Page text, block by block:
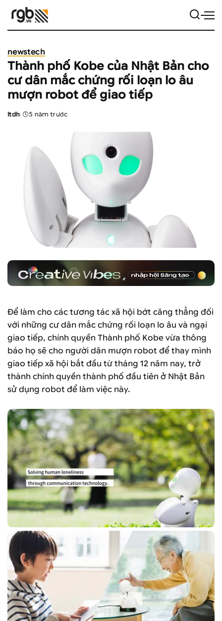
newstech
Thành phố Kobe của Nhật Bản cho
cư dân mắc chứng rối loạn lo âu
mượn robot để giao tiếp
Posted
ltdh 5 năm trước
Để làm cho các tương tác xã hội bớt căng thẳng đối
với những cư dân mắc chứng rối loạn lo âu và ngại
giao tiếp, chính quyền Thành phố Kobe vừa thông
báo họ sẽ cho người dân mượn robot để thay mình
giao tiếp xã hội bắt đầu từ tháng 12 năm nay, trở
thành chính quyền thành phố đầu tiên ở Nhật Bản
sử dụng robot để làm việc này.